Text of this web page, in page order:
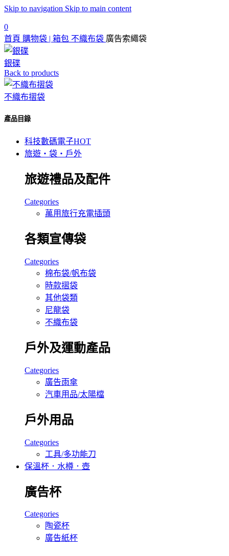
Skip to navigation Skip to main content
0
首頁 購物袋 | 箱包 不織布袋 廣告索繩袋
銀碟
Back to products
不織布摺袋
產品目錄
科技數碼電子HOT
旅遊‧袋‧戶外
旅遊禮品及配件
Categories
萬用旅行充電插頭
各類宣傳袋
Categories
棉布袋/帆布袋
時款摺袋
其他袋類
尼龍袋
不織布袋
戶外及運動產品
Categories
廣告雨傘
汽車用品/太陽檔
戶外用品
Categories
工具/多功能刀
保溫杯．水樽．壺
廣告杯
Categories
陶瓷杯
廣告紙杯